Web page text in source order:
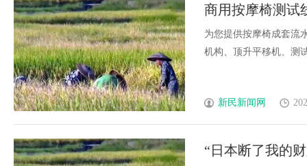
商用按摩椅测试
为您提供按摩椅成套流
机构、顶升平移机、测
新民新闻网
“日本断了我的